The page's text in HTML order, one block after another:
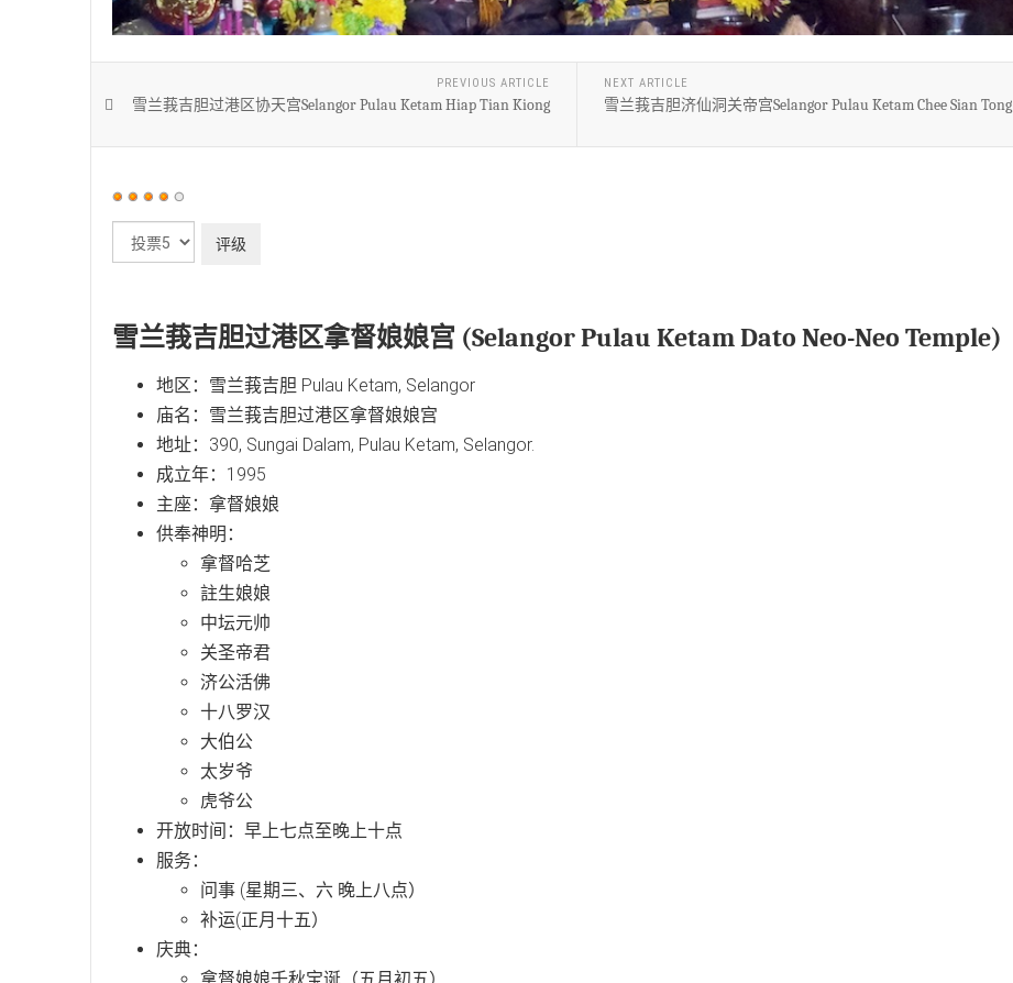
PREVIOUS ARTICLE
雪兰莪吉胆过港区协天宫Selangor Pulau Ketam Hiap Tian Kiong
NEXT ARTICLE
雪兰莪吉胆济仙洞关帝宫Selangor Pulau Ketam Chee Sian Tong
用
评
雪兰莪吉胆过港区拿督娘娘宫 (Selangor Pulau Ketam Dato Neo-Neo Temple)
地区：雪兰莪吉胆 Pulau Ketam, Selangor
庙名：雪兰莪吉胆过港区拿督娘娘宫
地址：390, Sungai Dalam, Pulau Ketam, Selangor.
成立年：1995
主座：拿督娘娘
供奉神明：
拿督哈芝
註生娘娘
中坛元帅
关圣帝君
济公活佛
十八罗汉
大伯公
太岁爷
虎爷公
开放时间：早上七点至晚上十点
服务：
问事 (星期三、六 晚上八点）
补运(正月十五）
庆典：